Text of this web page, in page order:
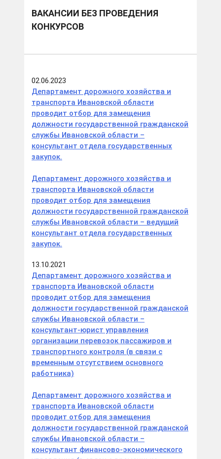
ВАКАНСИИ БЕЗ ПРОВЕДЕНИЯ
КОНКУРСОВ
02.06.2023
Департамент дорожного хозяйства и
транспорта Ивановской области
проводит отбор для замещения
должности государственной гражданской
службы Ивановской области –
консультант отдела государственных
закупок.
Департамент дорожного хозяйства и
транспорта Ивановской области
проводит отбор для замещения
должности государственной гражданской
службы Ивановской области – ведущий
консультант отдела государственных
закупок.
13.10.2021
Департамент дорожного хозяйства и
транспорта Ивановской области
проводит отбор для замещения
должности государственной гражданской
службы Ивановской области –
консультант-юрист управления
организации перевозок пассажиров и
транспортного контроля (в связи с
временным отсутствием основного
работника)
Департамент дорожного хозяйства и
транспорта Ивановской области
проводит отбор для замещения
должности государственной гражданской
службы Ивановской области –
консультант финансово-экономического